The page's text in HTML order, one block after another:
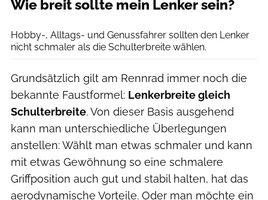
Wie breit sollte mein Lenker sein?
Hobby-, Alltags- und Genussfahrer sollten den Lenker
nicht schmaler als die Schulterbreite wählen.
Grundsätzlich gilt am Rennrad immer noch die
bekannte Faustformel: Lenkerbreite gleich
Schulterbreite. Von dieser Basis ausgehend
kann man unterschiedliche Überlegungen
anstellen: Wählt man etwas schmaler und kann
mit etwas Gewöhnung so eine schmalere
Griffposition auch gut und stabil halten, hat das
aerodynamische Vorteile. Oder man möchte ein